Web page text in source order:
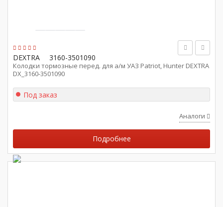
DEXTRA 3160-3501090
Колодки тормозные перед. для а/м УАЗ Patriot, Hunter DEXTRA
DX_3160-3501090
Под заказ
Аналоги
Подробнее